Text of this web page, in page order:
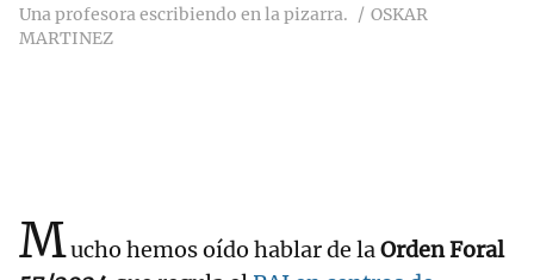
Una profesora escribiendo en la pizarra.
OSKAR
MARTINEZ
Mucho hemos oído hablar de laOrden Foral